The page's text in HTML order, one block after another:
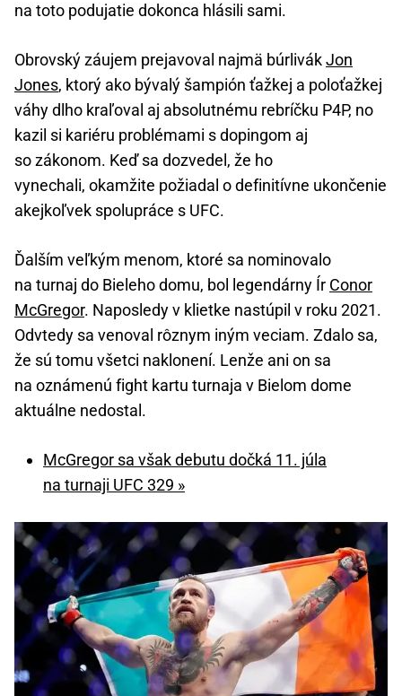
na toto podujatie dokonca hlásili sami.
Obrovský záujem prejavoval najmä búrlivákJon
Jones, ktorý ako bývalý šampión ťažkej a poloťažkej
váhy dlho kraľoval aj absolutnému rebríčku P4P, no
kazil si kariéru problémami s dopingom aj
so zákonom. Keď sa dozvedel, že ho
vynechali, okamžite požiadal o definitívne ukončenie
akejkoľvek spolupráce s UFC.
Ďalším veľkým menom, ktoré sa nominovalo
na turnaj do Bieleho domu, bol legendárny Ír Conor
McGregor. Naposledy v klietke nastúpil v roku 2021.
Odvtedy sa venoval rôznym iným veciam. Zdalo sa,
že sú tomu všetci naklonení. Lenže ani on sa
na oznámenú fight kartu turnaja v Bielom dome
aktuálne nedostal.
McGregor sa však debutu dočká 11. júla
na turnaji UFC 329 »